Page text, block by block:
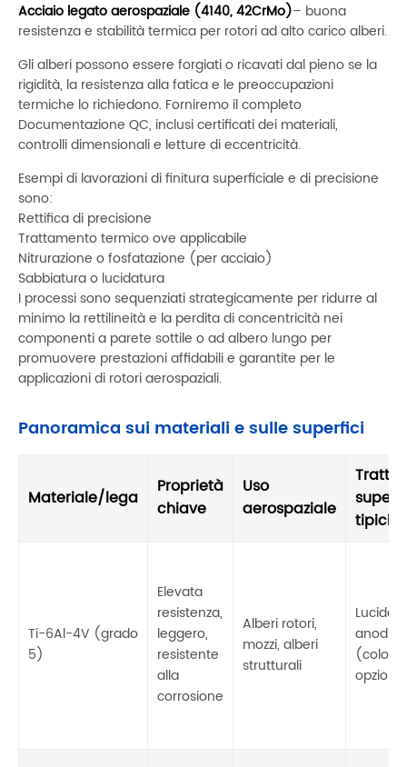
Acciaio legato aerospaziale (4140, 42CrMo)– buona
resistenza e stabilità termica per rotori ad alto carico alberi.
Gli alberi possono essere forgiati o ricavati dal pieno se la
rigidità, la resistenza alla fatica e le preoccupazioni
termiche lo richiedono. Forniremo il completo
Documentazione QC, inclusi certificati dei materiali,
controlli dimensionali e letture di eccentricità.
Esempi di lavorazioni di finitura superficiale e di precisione
sono:
Rettifica di precisione
Trattamento termico ove applicabile
Nitrurazione o fosfatazione (per acciaio)
Sabbiatura o lucidatura
I processi sono sequenziati strategicamente per ridurre al
minimo la rettilineità e la perdita di concentricità nei
componenti a parete sottile o ad albero lungo per
promuovere prestazioni affidabili e garantite per le
applicazioni di rotori aerospaziali.
Panoramica sui materiali e sulle superfici
Materiale/lega
Proprietà
chiave
Uso
aerospaziale
tipici
Ti-6Al-4V (grado
5)
Elevata
resistenza,
leggero,
resistente
alla
corrosione
Alberi rotori,
mozzi, alberi
strutturali
(colore